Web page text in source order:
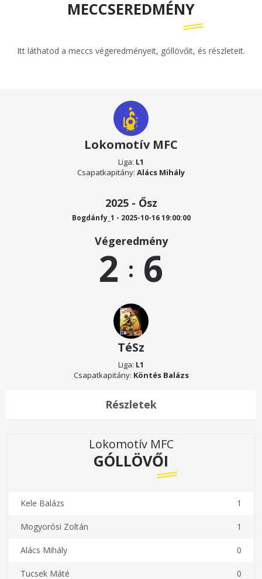
MECCSEREDMÉNY
Itt láthatod a meccs végeredményeit, góllövőit, és részleteit.
Lokomotív MFC
Liga: L1
Csapatkapitány: Alács Mihály
2025 - Ősz
Bogdánfy_1 - 2025-10-16 19:00:00
Végeredmény
2 : 6
TéSz
Liga: L1
Csapatkapitány: Köntés Balázs
Részletek
Lokomotív MFC
GÓLLÖVŐI
Kele Balázs 1
Mogyorósi Zoltán 1
Alács Mihály 0
Tucsek Máté 0